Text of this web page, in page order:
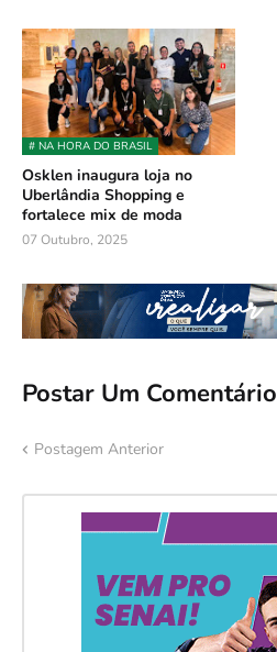
# NA HORA DO BRASIL
Osklen inaugura loja no
Uberlândia Shopping e
fortalece mix de moda
07 Outubro, 2025
Postar Um Comentário
Postagem Anterior